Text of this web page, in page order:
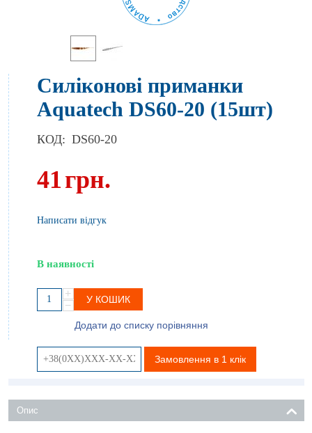
Силіконові приманки
Aquatech DS60-20 (15шт)
КОД: DS60-20
41грн.
Написати відгук
В наявності
+
−
У КОШИК
Додати до списку порівняння
Замовлення в 1 клік
Опис